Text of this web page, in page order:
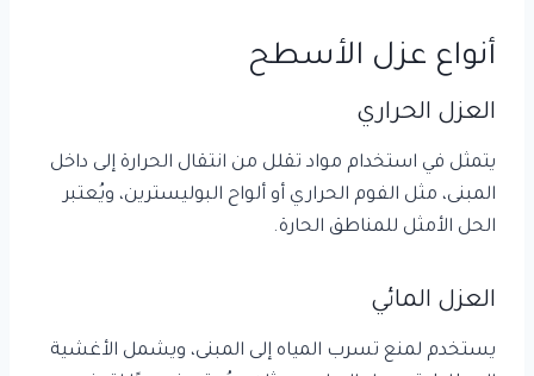
أنواع عزل الأسطح
العزل الحراري
يتمثل في استخدام مواد تقلل من انتقال الحرارة إلى داخل
المبنى، مثل الفوم الحراري أو ألواح البوليسترين، ويُعتبر
الحل الأمثل للمناطق الحارة.
العزل المائي
يستخدم لمنع تسرب المياه إلى المبنى، ويشمل الأغشية